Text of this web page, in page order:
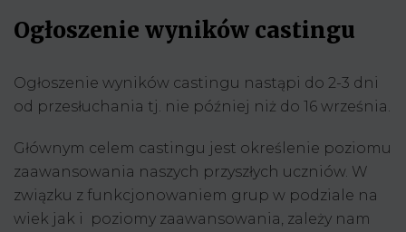
Ogłoszenie wyników castingu
Ogłoszenie wyników castingu nastąpi do 2-3 dni
od przesłuchania tj. nie później niż do 16 września.
Głównym celem castingu jest określenie poziomu
zaawansowania naszych przyszłych uczniów. W
związku z funkcjonowaniem grup w podziale na
wiek jak i poziomy zaawansowania, zależy nam